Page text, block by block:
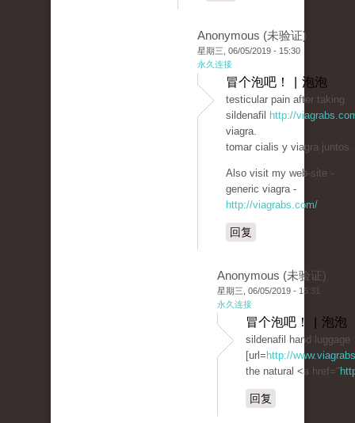
Anonymous (未验证)
星期三, 06/05/2019 - 15:30
永久连接
冒个泡吧！ | 泡泡
testicular pain after taking
sildenafil
http://
viagra.
tomar cialis y viagra juntos.
Also visit my web-site -
generic viagra -
http://viagrabs.com/
回复
Anonymous (未验证)
星期三, 06/05/2019 - 15:31
永久连接
冒个泡吧！ | 泡泡
sildenafil hand luggage
[url= http://
the natural <a href="
回复